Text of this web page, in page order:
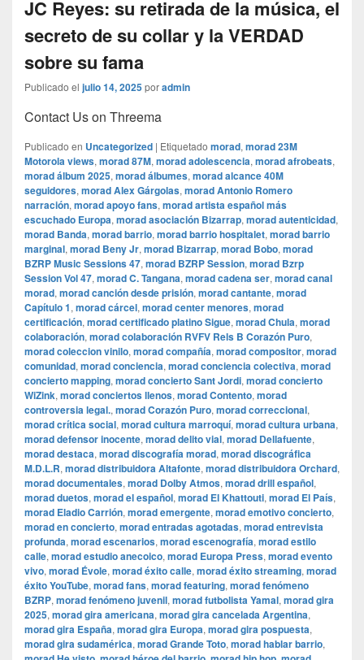
JC Reyes: su retirada de la música, el
secreto de su collar y la VERDAD
sobre su fama
Publicado el julio 14, 2025poradmin
Contact Us on Threema
Publicado en Uncategorized | Etiquetado morad, morad 23M
Motorola views, morad 87M, morad adolescencia, morad afrobeats,
morad álbum 2025, morad álbumes, morad alcance 40M
seguidores, morad Alex Gárgolas, morad Antonio Romero
narración, morad apoyo fans, morad artista español más
escuchado Europa, morad asociación Bizarrap, morad autenticidad,
morad Banda, morad barrio, morad barrio hospitalet, morad barrio
marginal, morad Beny Jr, morad Bizarrap, morad Bobo, morad
BZRP Music Sessions 47, morad BZRP Session, morad Bzrp
Session Vol 47, morad C. Tangana, morad cadena ser, morad canal
morad, morad canción desde prisión, morad cantante, morad
Capítulo 1, morad cárcel, morad center menores, morad
certificación, morad certificado platino Sigue, morad Chula, morad
colaboración, morad colaboración RVFV Rels B Corazón Puro,
morad coleccion vinilo, morad compañía, morad compositor, morad
comunidad, morad conciencia, morad conciencia colectiva, morad
concierto mapping, morad concierto Sant Jordi, morad concierto
WiZink, morad conciertos llenos, morad Contento, morad
controversia legal., morad Corazón Puro, morad correccional,
morad crítica social, morad cultura marroquí, morad cultura urbana,
morad defensor inocente, morad delito vial, morad Dellafuente,
morad destaca, morad discografía morad, morad discográfica
M.D.L.R, morad distribuidora Altafonte, morad distribuidora Orchard,
morad documentales, morad Dolby Atmos, morad drill español,
morad duetos, morad el español, morad El Khattouti, morad El País,
morad Eladio Carrión, morad emergente, morad emotivo concierto,
morad en concierto, morad entradas agotadas, morad entrevista
profunda, morad escenarios, morad escenografía, morad estilo
calle, morad estudio anecoico, morad Europa Press, morad evento
vivo, morad Évole, morad éxito calle, morad éxito streaming, morad
éxito YouTube, morad fans, morad featuring, morad fenómeno
BZRP, morad fenómeno juvenil, morad futbolista Yamal, morad gira
2025, morad gira americana, morad gira cancelada Argentina,
morad gira España, morad gira Europa, morad gira pospuesta,
morad gira sudamérica, morad Grande Toto, morad hablar barrio,